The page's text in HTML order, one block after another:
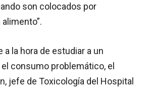
son colocados por
a la hora de estudiar a un
consumo problemático, el
jefe de Toxicología del Hospital